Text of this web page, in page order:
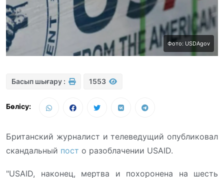
Фото: USDAgov
Басып шығару : 1553
Бөлісу:
Британский журналист и телеведущий опубликовал
скандальный пост о разоблачении USAID.
"USAID, наконец, мертва и похоронена на шесть